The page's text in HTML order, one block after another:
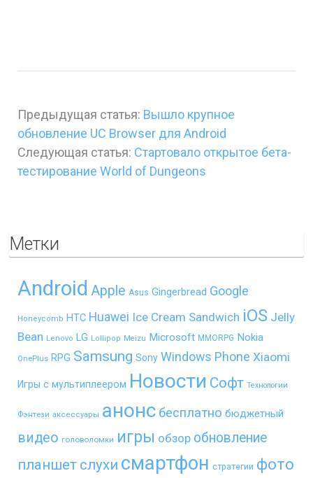
Предыдущая статья: Вышло крупное
обновление UC Browser для Android
Следующая статья: Стартовало открытое бета-
тестирование World of Dungeons
Метки
Android Apple Asus Gingerbread Google
Honeycomb HTC Huawei Ice Cream Sandwich iOS Jelly
Bean Lenovo LG Lollipop Meizu Microsoft MMORPG Nokia
OnePlus RPG Samsung Sony Windows Phone Xiaomi
Игры с мультиплеером Новости Софт Технологии
Фэнтези аксессуары анонс бесплатно бюджетный
видео головоломки игры обзор обновление
планшет слухи смартфон стратегии фото